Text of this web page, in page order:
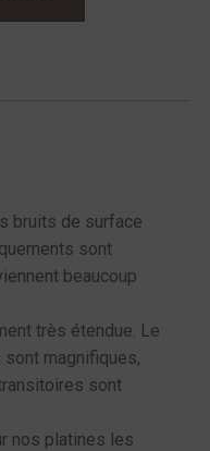
bruits de surface
sont
beaucoup
très étendue. Le
magnifiques,
sont
nos platines les